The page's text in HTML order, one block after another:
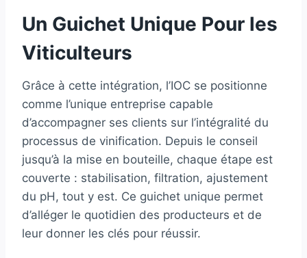
Un Guichet Unique Pour les
Viticulteurs
Grâce à cette intégration, l’IOC se positionne
comme l’unique entreprise capable
d’accompagner ses clients sur l’intégralité du
processus de vinification. Depuis le conseil
jusqu’à la mise en bouteille, chaque étape est
couverte : stabilisation, filtration, ajustement
du pH, tout y est. Ce guichet unique permet
d’alléger le quotidien des producteurs et de
leur donner les clés pour réussir.